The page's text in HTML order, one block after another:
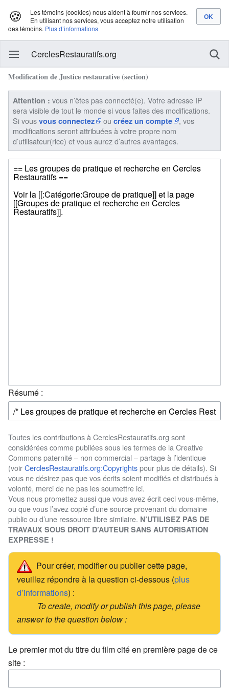
🍪
Les témoins (cookies) nous aident à fournir nos services.
En utilisant nos services, vous acceptez notre utilisation
des témoins. Plus d’informations
CerclesRestauratifs.org
Modification de Justice restaurative (section)
Attention : vous n’êtes pas connecté(e). Votre adresse IP
sera visible de tout le monde si vous faites des modifications.
Si vous vous connectez ou créez un compte
, vos
modifications seront attribuées à votre propre nom
d’utilisateur(rice) et vous aurez d’autres avantages.
Résumé :
Toutes les contributions à CerclesRestauratifs.org sont
considérées comme publiées sous les termes de la Creative
Commons paternité – non commercial – partage à l’identique
(voirCerclesRestauratifs.org:Copyrightspour plus de détails). Si
vous ne désirez pas que vos écrits soient modifiés et distribués à
volonté, merci de ne pas les soumettre ici.
Vous nous promettez aussi que vous avez écrit ceci vous-même,
ou que vous l’avez copié d’une source provenant du domaine
public ou d’une ressource libre similaire. N’UTILISEZ PAS DE
TRAVAUX SOUS DROIT D’AUTEUR SANS AUTORISATION
EXPRESSE !
Pour créer, modifier ou publier cette page,
veuillez répondre à la question ci-dessous (plus
d’informations) :
To create, modify or publish this page, please
answer to the question below :
Le premier mot du titre du film cité en première page de ce
site :